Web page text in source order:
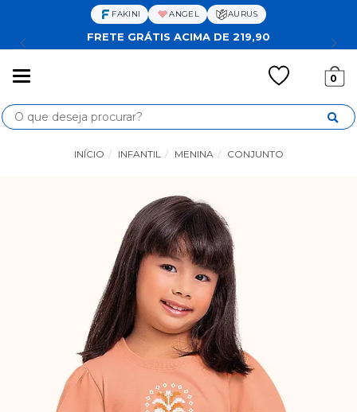
FAKINI ANGEL AURUS
FRETE GRÁTIS ACIMA DE 219,90
0
Busca
INÍCIO INFANTIL MENINA CONJUNTO